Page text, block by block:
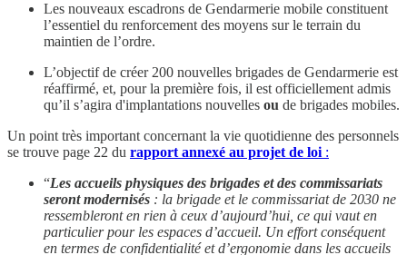
Les nouveaux escadrons de Gendarmerie mobile constituent
l’essentiel du renforcement des moyens sur le terrain du
maintien de l’ordre.
L’objectif de créer 200 nouvelles brigades de Gendarmerie est
réaffirmé, et, pour la première fois, il est officiellement admis
qu’il s’agira d'implantations nouvelles ou de brigades mobiles.
Un point très important concernant la vie quotidienne des personnels
se trouve page 22 du rapport annexé au projet de loi :
“Les accueils physiques des brigades et des commissariats
seront modernisés : la brigade et le commissariat de 2030 ne
ressembleront en rien à ceux d’aujourd’hui, ce qui vaut en
particulier pour les espaces d’accueil. Un effort conséquent
en termes de confidentialité et d’ergonomie dans les accueils